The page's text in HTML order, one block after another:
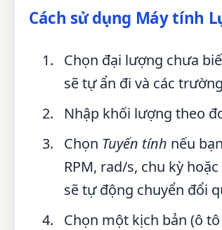
Cách sử dụng Máy tính
Chọn đại lượng chưa
sẽ tự ẩn đi và các
Nhập khối lượng theo
Chọn Tuyến tính nếu
RPM, rad/s, chu kỳ
sẽ tự động chuyển đổi
Chọn một kịch bản (ô